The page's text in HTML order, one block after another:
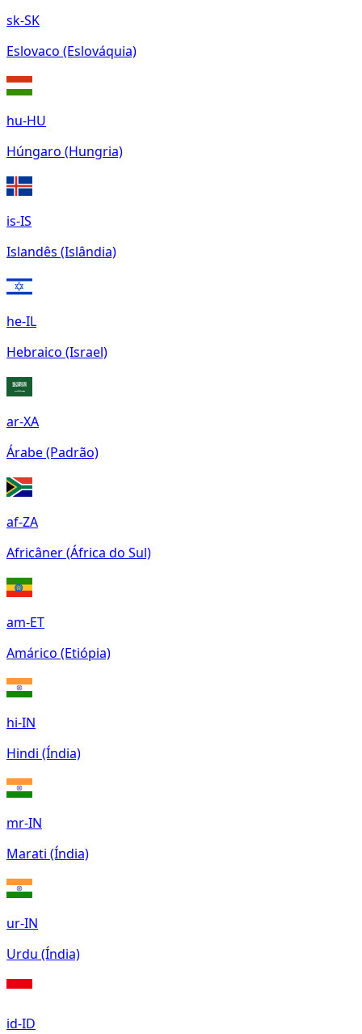
sk-SK
Eslovaco (Eslováquia)
hu-HU
Húngaro (Hungria)
is-IS
Islandês (Islândia)
he-IL
Hebraico (Israel)
ar-XA
Árabe (Padrão)
af-ZA
Africâner (África do Sul)
am-ET
Amárico (Etiópia)
hi-IN
Hindi (Índia)
mr-IN
Marati (Índia)
ur-IN
Urdu (Índia)
id-ID